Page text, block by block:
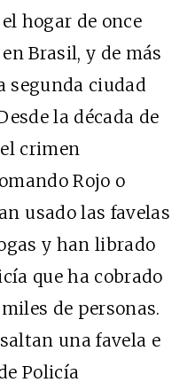
hogar de once
Brasil, y de más
segunda ciudad
la década de
crimen
Rojo o
usado las favelas
y han librado
que ha cobrado
de personas.
una favela e
Policía